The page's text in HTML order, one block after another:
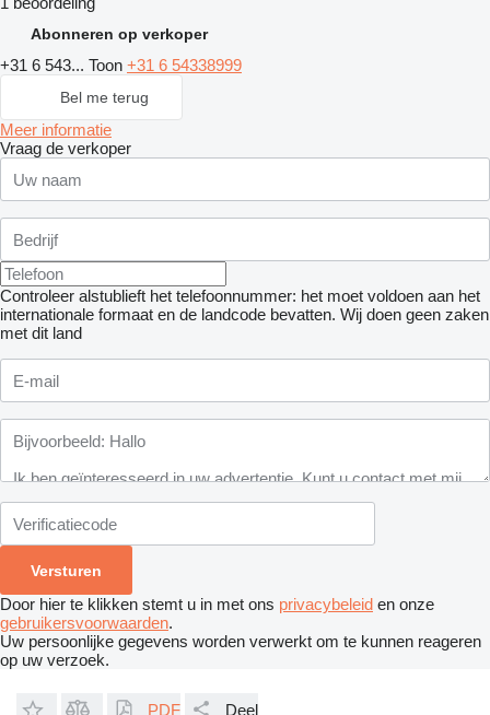
Abonneren op verkoper
+31 6 543... Toon +31 6 54338999
Bel me terug
Meer informatie
Vraag de verkoper
Controleer alstublieft het telefoonnummer: het moet voldoen aan het
internationale formaat en de landcode bevatten. Wij doen geen zaken
met dit land
Door hier te klikken stemt u in met ons privacybeleid en onze
gebruikersvoorwaarden.
Uw persoonlijke gegevens worden verwerkt om te kunnen reageren
op uw verzoek.
PDF Deel